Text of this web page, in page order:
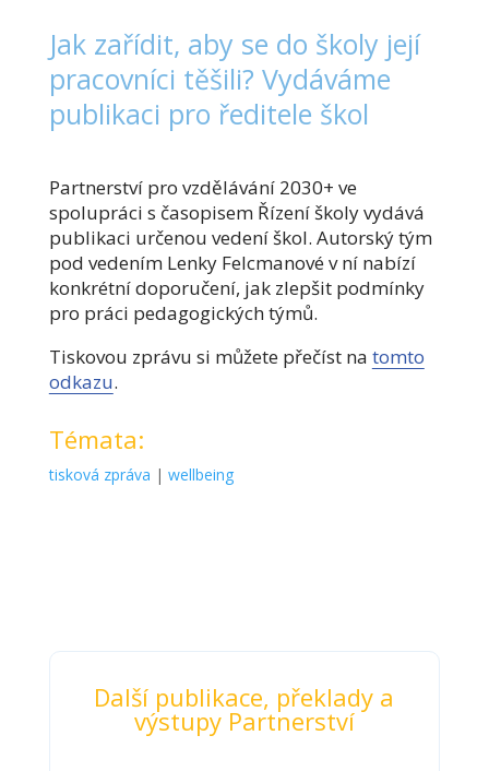
Jak zařídit, aby se do školy její
pracovníci těšili? Vydáváme
publikaci pro ředitele škol
Partnerství pro vzdělávání 2030+ ve
spolupráci s časopisem Řízení školy vydává
publikaci určenou vedení škol. Autorský tým
pod vedením Lenky Felcmanové v ní nabízí
konkrétní doporučení, jak zlepšit podmínky
pro práci pedagogických týmů.
Tiskovou zprávu si můžete přečíst na tomto
odkazu.
Témata:
tisková zpráva | wellbeing
Další publikace, překlady a
výstupy Partnerství